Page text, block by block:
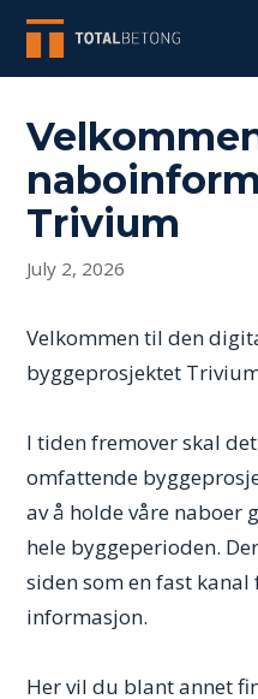
Trivium
July 2, 2026
Velkommen til den
byggeprosjektet
I tiden fremover skal
omfattende
av å holde våre naboer
hele byggeperioden.
siden som en fast
informasjon.
Her vil du blant annet